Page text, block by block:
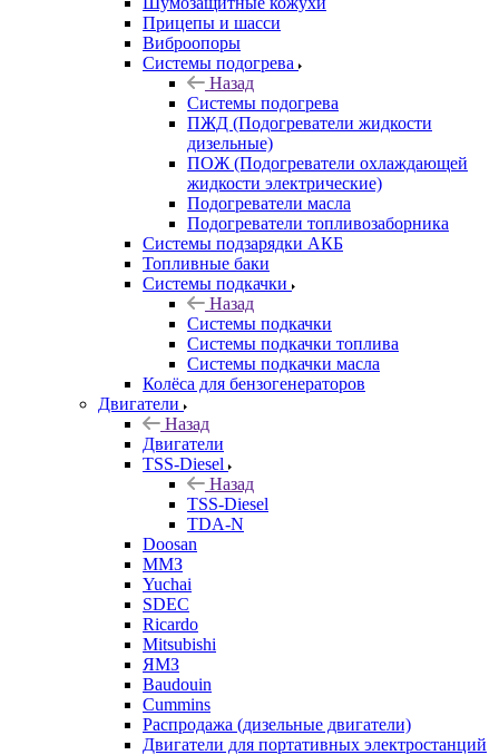
Прицепы и шасси
Виброопоры
Системы подогрева
Назад
Системы подогрева
ПЖД (Подогреватели жидкости
дизельные)
ПОЖ (Подогреватели охлаждающей
жидкости электрические)
Подогреватели масла
Подогреватели топливозаборника
Системы подзарядки АКБ
Топливные баки
Системы подкачки
Назад
Системы подкачки
Системы подкачки топлива
Системы подкачки масла
Колёса для бензогенераторов
Двигатели
Назад
Двигатели
TSS-Diesel
Назад
TSS-Diesel
TDA-N
Doosan
ММЗ
Yuchai
SDEC
Ricardo
Mitsubishi
ЯМЗ
Baudouin
Cummins
Распродажа (дизельные двигатели)
Двигатели для портативных электростанций